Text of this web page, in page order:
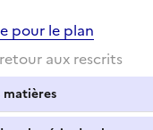
pour le plan
aux rescrits
matières